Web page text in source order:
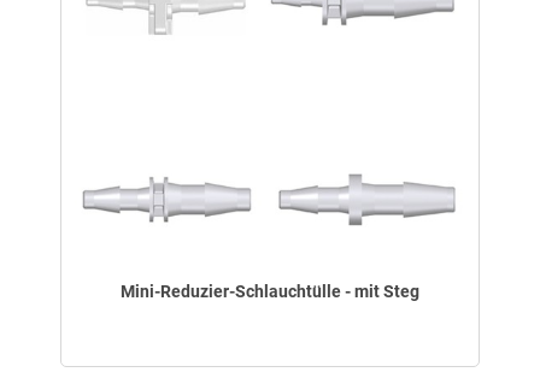
Mini-Reduzier-Schlauchtülle - mit Steg